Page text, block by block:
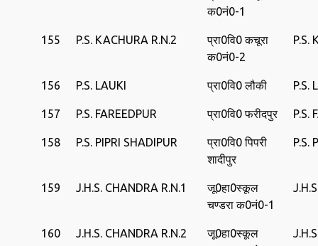
क0नं0-1
155 P.S. KACHURA R.N.2
प्रा0वि0 कचूरा
क0नं0-2
P.S.
156 P.S. LAUKI प्रा0वि0 लौकी P.S.
157 P.S. FAREEDPUR प्रा0वि0 फरीदपुर P.S.
158 P.S. PIPRI SHADIPUR
प्रा0वि0 पिपरी
शादीपुर
P.S.
159 J.H.S. CHANDRA R.N.1
जू0हा0स्‍कूल
चण्डरा क0नं0-1
160 J.H.S. CHANDRA R.N.2
जू0हा0स्‍कूल